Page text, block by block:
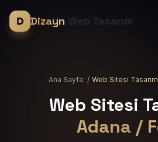
Dizayn Web Tasarım
Ana Sayfa / Web Sitesi
Web Sitesi
Adana /